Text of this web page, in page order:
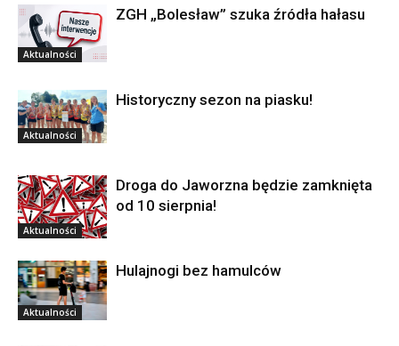
Aktualności
ZGH „Bolesław” szuka źródła hałasu
Aktualności
Historyczny sezon na piasku!
Aktualności
Droga do Jaworzna będzie zamknięta
od 10 sierpnia!
Aktualności
Hulajnogi bez hamulców